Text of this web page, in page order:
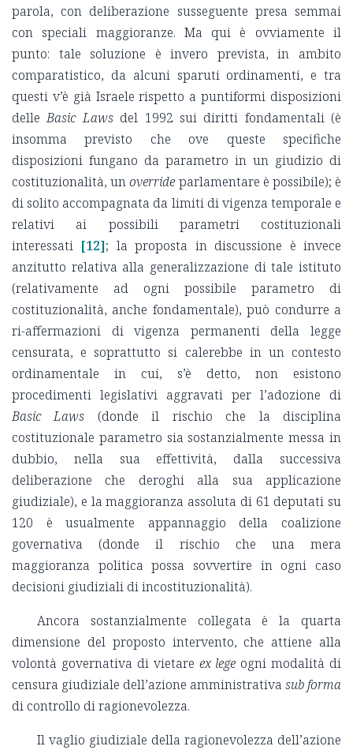
parola, con deliberazione susseguente presa semmai
con speciali maggioranze. Ma qui è ovviamente il
punto: tale soluzione è invero prevista, in ambito
comparatistico, da alcuni sparuti ordinamenti, e tra
questi v’è già Israele rispetto a puntiformi disposizioni
delleBasic Lawsdel 1992 sui diritti fondamentali (è
insomma previsto che ove queste specifiche
disposizioni fungano da parametro in un giudizio di
costituzionalità, unoverride parlamentare è possibile); è
di solito accompagnata da limiti di vigenza temporale e
relativi ai possibili parametri costituzionali
interessati [12]; la proposta in discussione è invece
anzitutto relativa alla generalizzazione di tale istituto
(relativamente ad ogni possibile parametro di
costituzionalità, anche fondamentale), può condurre a
ri-affermazioni di vigenza permanenti della legge
censurata, e soprattutto si calerebbe in un contesto
ordinamentale in cui, s’è detto, non esistono
procedimenti legislativi aggravati per l’adozione di
Basic Laws (donde il rischio che la disciplina
costituzionale parametro sia sostanzialmente messa in
dubbio, nella sua effettività, dalla successiva
deliberazione che deroghi alla sua applicazione
giudiziale), e la maggioranza assoluta di 61 deputati su
120 è usualmente appannaggio della coalizione
governativa (donde il rischio che una mera
maggioranza politica possa sovvertire in ogni caso
decisioni giudiziali di incostituzionalità).
Ancora sostanzialmente collegata è la quarta
dimensione del proposto intervento, che attiene alla
volontà governativa di vietare ex lege ogni modalità di
censura giudiziale dell’azione amministrativa sub forma
di controllo di ragionevolezza.
Il vaglio giudiziale della ragionevolezza dell’azione